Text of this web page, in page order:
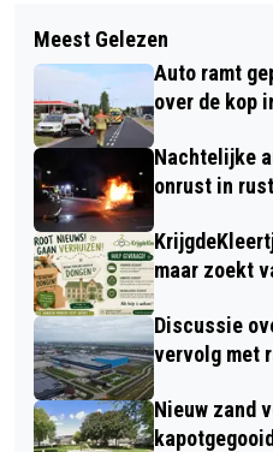
MEER DAN 150
VAN
CBS DE BRUG
DE BIBLIOTHEKEN
SPRANG-CAPELLE
VRIJWILLIGERS
Meest Gelezen
Auto ramt
over de kop
Nachtelijke
onrust in
maar zoekt
Discussie
vervolg met
Nieuw zand